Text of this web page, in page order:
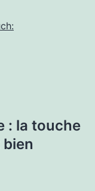
: la touche